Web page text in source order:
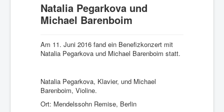
Konzept
Struktur und Geschichte
Was Musik kann.
Natalia Pegarkova und
Michael Barenboim
Am 11. Juni 2016 fand ein Benefizkonzert mit
Natalia Pegarkova und Michael Barenboim statt.
Natalia Pegarkova, Klavier, und Michael
Barenboim, Violine.
Ort: Mendelssohn Remise, Berlin